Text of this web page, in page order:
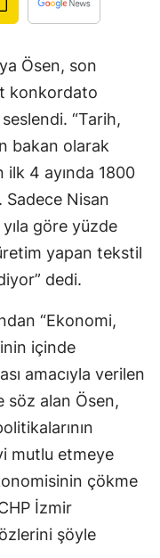
Ösen, son
konkordato
“Tarih,
bakan olarak
ilk 4 ayında 1800
Sadece Nisan
yıla göre yüzde
yapan tekstil
dedi.
“Ekonomi,
içinde
amacıyla verilen
söz alan Ösen,
mutlu etmeye
çökme
İzmir
şöyle